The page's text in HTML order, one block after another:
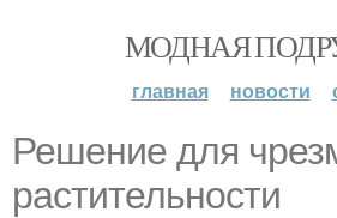
МОДНАЯ
главная новости
Решение для
растительности